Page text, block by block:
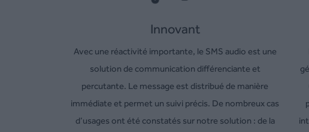
Innovant
Avec une réactivité importante, le SMS audio est une
solution de communication différenciante et
percutante. Le message est distribué de manière
immédiate et permet un suivi précis. De nombreux cas
d’usages ont été constatés sur notre solution : de la